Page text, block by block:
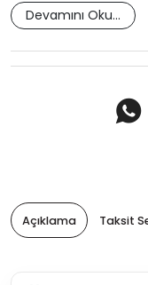
Devamını Oku...
Açıklama Taksit